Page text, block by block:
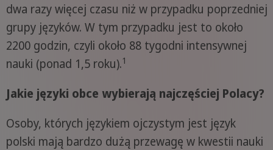
dwa razy więcej czasu niż w przypadku poprzedniej
grupy języków. W tym przypadku jest to około
2200 godzin, czyli około 88 tygodni intensywnej
nauki (ponad 1,5 roku).1
Jakie języki obce wybierają najczęściej Polacy?
Osoby, których językiem ojczystym jest język
polski mają bardzo dużą przewagę w kwestii nauki